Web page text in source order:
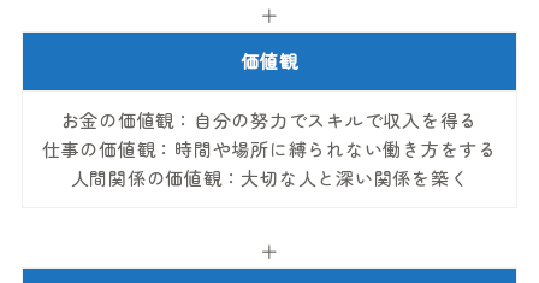
＋
価値観
お金の価値観：自分の努力でスキルで収入を得る
仕事の価値観：時間や場所に縛られない働き方をする
人間関係の価値観：大切な人と深い関係を築く
＋